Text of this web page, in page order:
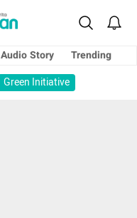
Audio Story
Trending
Green Initiative